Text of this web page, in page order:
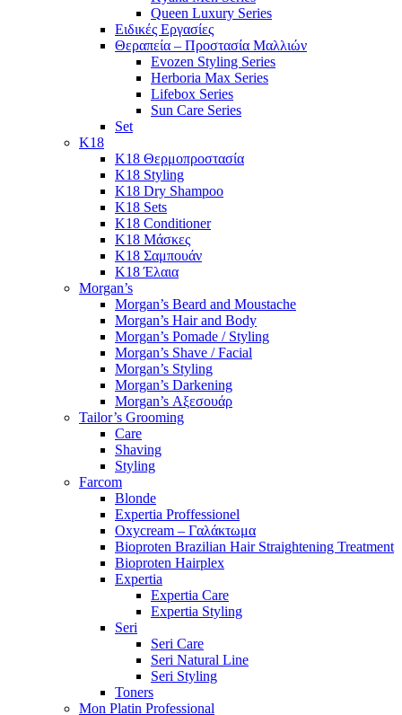
Queen Luxury Series
Ειδικές Εργασίες
Θεραπεία – Προστασία Μαλλιών
Evozen Styling Series
Herboria Max Series
Lifebox Series
Sun Care Series
Set
K18
K18 Θερμοπροστασία
K18 Styling
K18 Dry Shampoo
K18 Sets
K18 Conditioner
K18 Μάσκες
K18 Σαμπουάν
K18 Έλαια
Morgan’s
Morgan’s Beard and Moustache
Morgan’s Hair and Body
Morgan’s Pomade / Styling
Morgan’s Shave / Facial
Morgan’s Styling
Morgan’s Darkening
Morgan’s Αξεσουάρ
Tailor’s Grooming
Care
Shaving
Styling
Farcom
Blonde
Expertia Proffessionel
Oxycream – Γαλάκτωμα
Bioproten Brazilian Hair Straightening Treatment
Bioproten Hairplex
Expertia
Expertia Care
Expertia Styling
Seri
Seri Care
Seri Natural Line
Seri Styling
Toners
Mon Platin Professional